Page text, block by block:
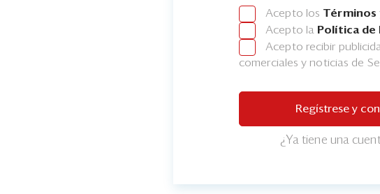
Acepto los Términos
Acepto la Política de
Acepto recibir
comerciales y noticias de
Regístrese y
¿Ya tiene una